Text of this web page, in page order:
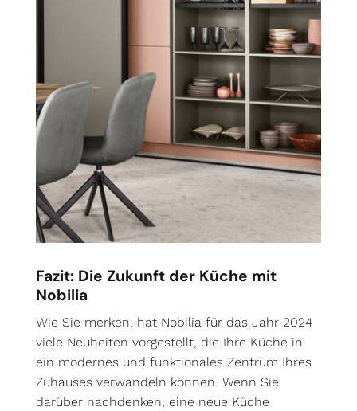
Fazit: Die Zukunft der Küche mit
Nobilia
Wie Sie merken, hat Nobilia für das Jahr 2024
viele Neuheiten vorgestellt, die Ihre Küche in
ein modernes und funktionales Zentrum Ihres
Zuhauses verwandeln können. Wenn Sie
darüber nachdenken, eine neue Küche